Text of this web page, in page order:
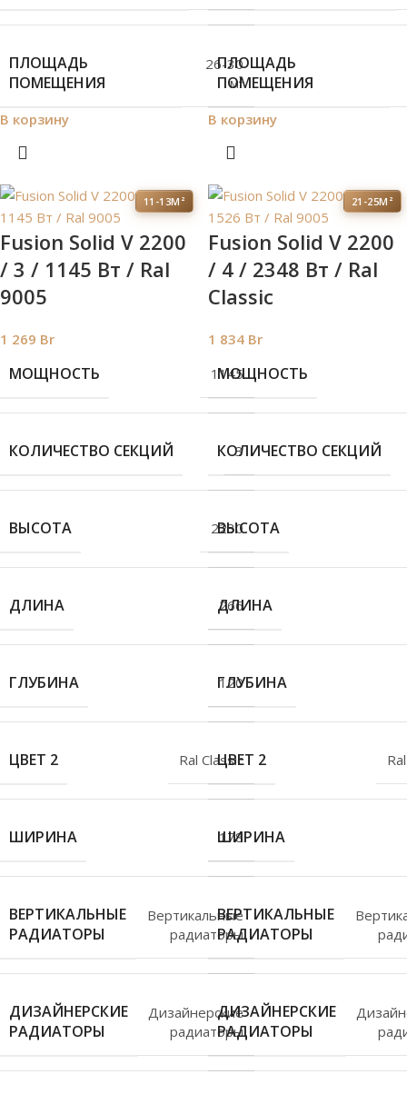
ПЛОЩАДЬ
ПОМЕЩЕНИЯ
26-30
м²
В корзину
ПЛОЩАДЬ
ПОМЕЩЕНИЯ
В корзину
11-13М²
Fusion Solid V 2200
/ 3 / 1145 Вт / Ral
9005
1 269 Br
МОЩНОСТЬ 1145
КОЛИЧЕСТВО СЕКЦИЙ 3
ВЫСОТА 2230
ДЛИНА 266
ГЛУБИНА 120
ЦВЕТ 2 Ral Classic
ШИРИНА 178
ВЕРТИКАЛЬНЫЕ
РАДИАТОРЫ
Вертикальные
радиаторы
ДИЗАЙНЕРСКИЕ
РАДИАТОРЫ
Дизайнерские
радиаторы
21-25М²
Fusion Solid V 2200
/ 4 / 2348 Вт / Ral
Classic
1 834 Br
МОЩНОСТЬ
КОЛИЧЕСТВО СЕКЦИЙ
ВЫСОТА
ДЛИНА
ГЛУБИНА
ЦВЕТ 2
ШИРИНА
ВЕРТИКАЛЬНЫЕ
РАДИАТОРЫ
ДИЗАЙНЕРСКИЕ
РАДИАТОРЫ